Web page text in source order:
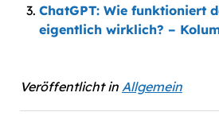
ChatGPT: Wie funktioniert
eigentlich wirklich? –
Veröffentlicht in Allgemein